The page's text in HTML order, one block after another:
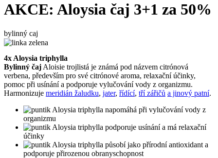
AKCE: Aloysia čaj 3+1 za 50%
bylinný caj
4x Aloysia triphylla
Bylinný čaj Aloisie trojlistá je známá pod názvem citrónová
verbena, především pro své citrónové aroma, relaxační účinky,
pomoc při usínání a podporuje vylučování vody z organizmu.
Harmonizuje meridián žaludku, jater, řídící, tří zářičů a jinový patní.
Aloysia triphylla napomáhá při vylučování vody z
organizmu
Aloysia triphylla podporuje usínání a má relaxační
účinky
Aloysia triphylla působí jako přírodní antioxidant a
podporuje přirozenou obranyschopnost